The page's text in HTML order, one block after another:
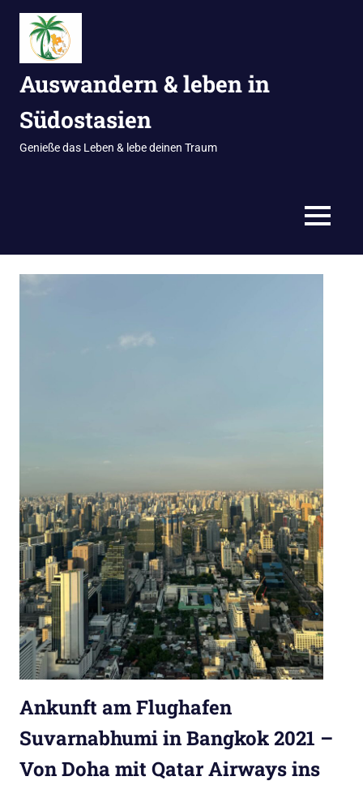
Zum
Inhalt
springen
Auswandern & leben in
Südostasien
Genieße das Leben & lebe deinen Traum
MENÜ
Ankunft am Flughafen
Suvarnabhumi in Bangkok 2021 –
Von Doha mit Qatar Airways ins